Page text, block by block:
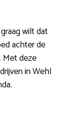
wilt dat
achter de
Met deze
in Wehl